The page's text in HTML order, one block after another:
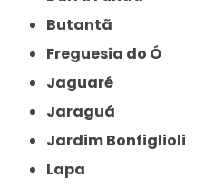
Butantã
Freguesia do Ó
Jaguaré
Jaraguá
Jardim Bonfiglioli
Lapa